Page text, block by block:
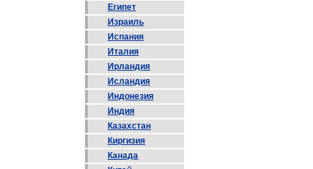
Египет
Израиль
Испания
Италия
Ирландия
Исландия
Индонезия
Индия
Казахстан
Киргизия
Канада